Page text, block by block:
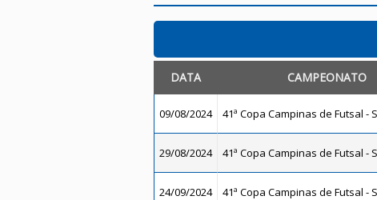
DATA CAMPEONATO
09/08/2024 41ª Copa Campinas de Futsal -
29/08/2024 41ª Copa Campinas de Futsal -
24/09/2024 41ª Copa Campinas de Futsal -